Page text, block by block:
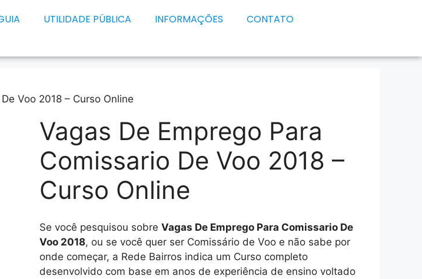
UTILIDADE PÚBLICA INFORMAÇÕES CONTATO
Voo 2018 – Curso Online
Vagas De Emprego Para
Comissario De Voo 2018 –
Curso Online
Se você pesquisou sobreVagas De Emprego Para Comissario De
Voo 2018, ou se você quer ser Comissário de Voo e não sabe por
onde começar, a Rede Bairros indica um Curso completo
desenvolvido com base em anos de experiência de ensino voltado